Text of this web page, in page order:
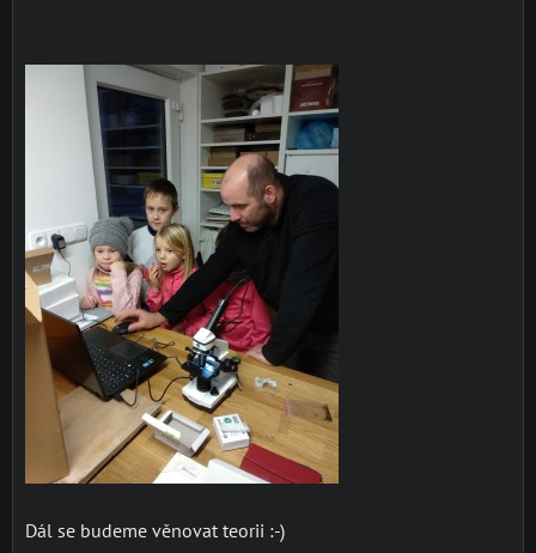
Dál se budeme věnovat teorii :-)